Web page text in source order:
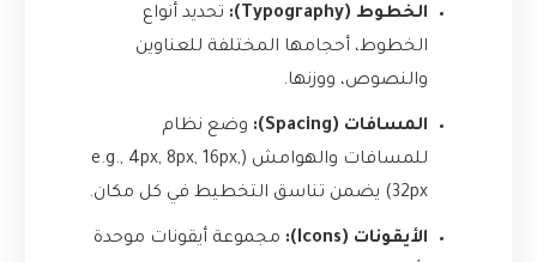
الخطوط (Typography):
تحديد أنواع
الخطوط، أحجامها المختلفة للعناوين
والنصوص، ووزنها.
المسافات (Spacing):
وضع نظام
للمسافات والهوامش (e.g., 4px, 8px, 16px,
32px) يضمن تناسق التخطيط في كل مكان.
الأيقونات (Icons):
مجموعة أيقونات موحدة